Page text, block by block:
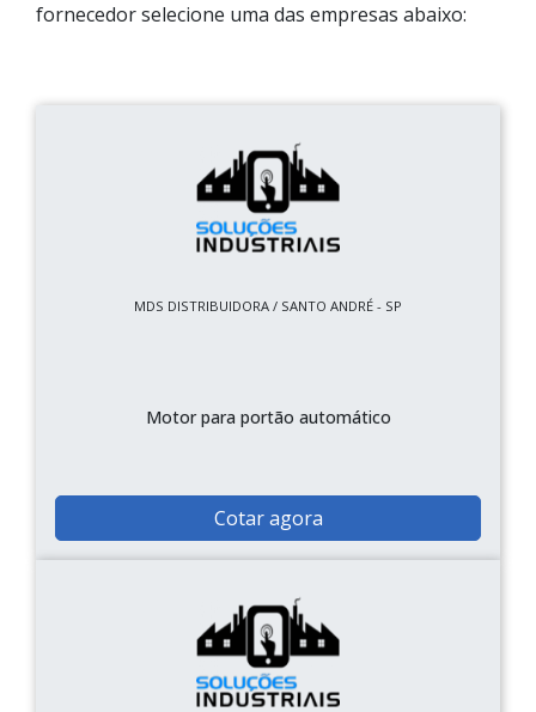
fornecedor selecione uma das empresas abaixo:
MDS DISTRIBUIDORA / SANTO ANDRÉ - SP
Motor para portão automático
Cotar agora